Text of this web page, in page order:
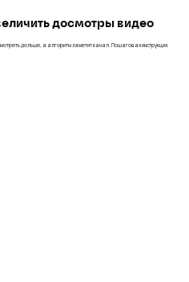
досмотры видео
дольше, а алгоритм заметит канал. Пошаговая инструкция.